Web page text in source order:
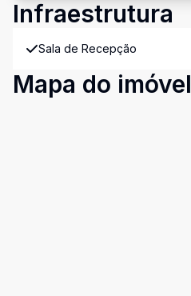
Infraestrutura
Sala de Recepção
Mapa do imóvel